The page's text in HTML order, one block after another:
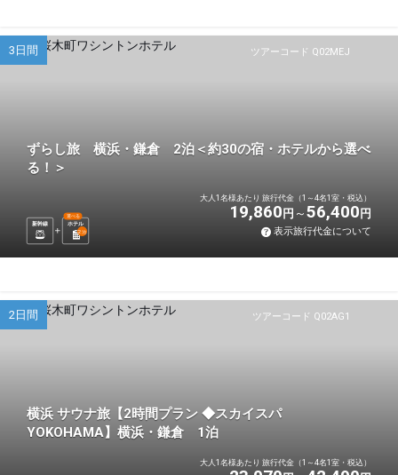
ツアーコード Q02MEJ
3日間
ずらし旅 横浜・鎌倉 2泊＜約30の宿・ホテルから選べ
る！＞
新幹線 ホテル
選べる
2泊
大人1名様あたり 旅行代金（1～4名1室・税込）
19,860 円 56,400 円
表示旅行代金について
ツアーコード Q02AG1
2日間
横浜 サウナ旅【2時間プラン ◆スカイスパ
YOKOHAMA】横浜・鎌倉 1泊
大人1名様あたり 旅行代金（1～4名1室・税込）